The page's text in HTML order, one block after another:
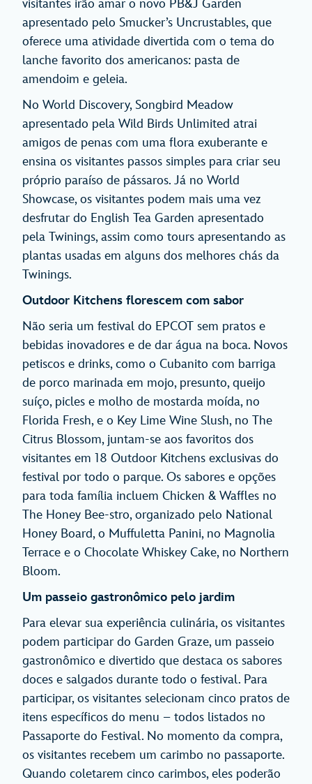
visitantes irão amar o novo PB&J Garden
apresentado pelo Smucker’s Uncrustables, que
oferece uma atividade divertida com o tema do
lanche favorito dos americanos: pasta de
amendoim e geleia.
No World Discovery, Songbird Meadow
apresentado pela Wild Birds Unlimited atrai
amigos de penas com uma flora exuberante e
ensina os visitantes passos simples para criar seu
próprio paraíso de pássaros. Já no World
Showcase, os visitantes podem mais uma vez
desfrutar do English Tea Garden apresentado
pela Twinings, assim como tours apresentando as
plantas usadas em alguns dos melhores chás da
Twinings.
Outdoor Kitchens florescem com sabor
Não seria um festival do EPCOT sem pratos e
bebidas inovadores e de dar água na boca. Novos
petiscos e drinks, como o Cubanito com barriga
de porco marinada em mojo, presunto, queijo
suíço, picles e molho de mostarda moída, no
Florida Fresh, e o Key Lime Wine Slush, no The
Citrus Blossom, juntam-se aos favoritos dos
visitantes em 18 Outdoor Kitchens exclusivas do
festival por todo o parque. Os sabores e opções
para toda família incluem Chicken & Waffles no
The Honey Bee-stro, organizado pelo National
Honey Board, o Muffuletta Panini, no Magnolia
Terrace e o Chocolate Whiskey Cake, no Northern
Bloom.
Um passeio gastronômico pelo jardim
Para elevar sua experiência culinária, os visitantes
podem participar do Garden Graze, um passeio
gastronômico e divertido que destaca os sabores
doces e salgados durante todo o festival. Para
participar, os visitantes selecionam cinco pratos de
itens específicos do menu – todos listados no
Passaporte do Festival. No momento da compra,
os visitantes recebem um carimbo no passaporte.
Quando coletarem cinco carimbos, eles poderão